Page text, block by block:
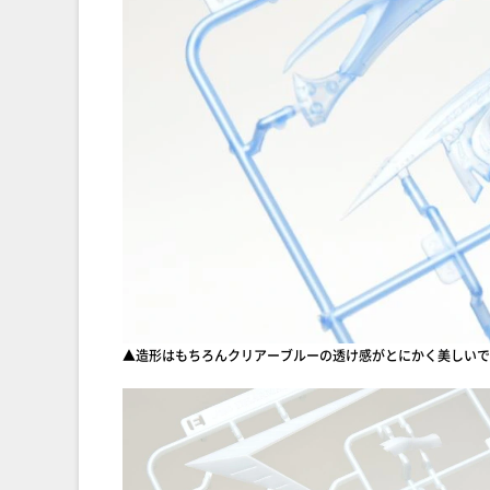
▲造形はもちろんクリアーブルーの透け感がとにかく美しい